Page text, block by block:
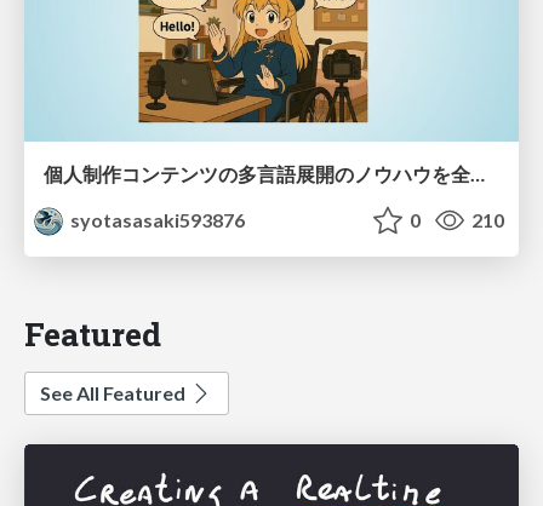
個人制作コンテンツの多言語展開のノウハウを全公開！ 〜世界に自分を発信しよう！〜
syotasasaki593876
0 210
Featured
See All Featured